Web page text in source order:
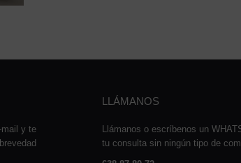
y te
LLÁMANOS
Llámanos o escríbenos un
tu consulta sin ningún tipo de